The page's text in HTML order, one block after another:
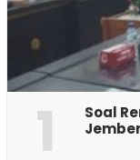
1
‎Soal